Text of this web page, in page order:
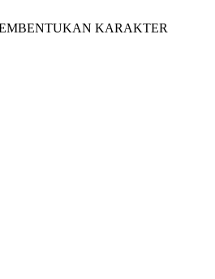
KARAKTER